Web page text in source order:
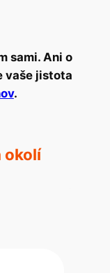
sami. Ani o
vaše jistota
.
okolí